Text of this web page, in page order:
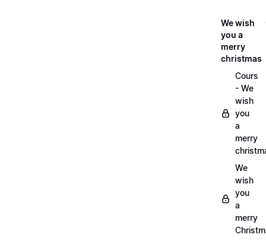
We wish
you a
merry
christmas
Cours
- We
wish
you
a
merry
We
wish
you
a
merry